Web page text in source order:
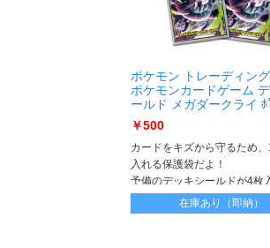
ポケモン トレーディン
ポケモンカードゲーム
ールド メガダークライ ﾎ
ﾄﾞｹﾞｰﾑﾃﾞｯｷｼｰﾙﾄﾞﾒｶﾞﾀﾞｰｸ
￥500
カードをキズから守るため
入れる保護袋だよ！
予備のデッキシールドが4枚
枚セットだから、60枚のス
ドデッキなら1個ぶんが入れ
在庫あり（即納）